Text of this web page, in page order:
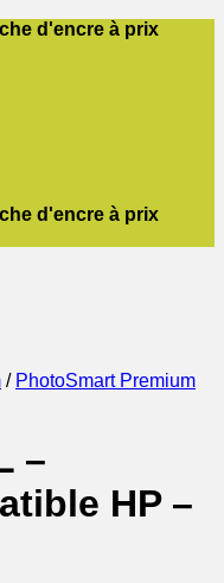
d'encre à prix
d'encre à prix
/ PhotoSmart Premium
–
HP –